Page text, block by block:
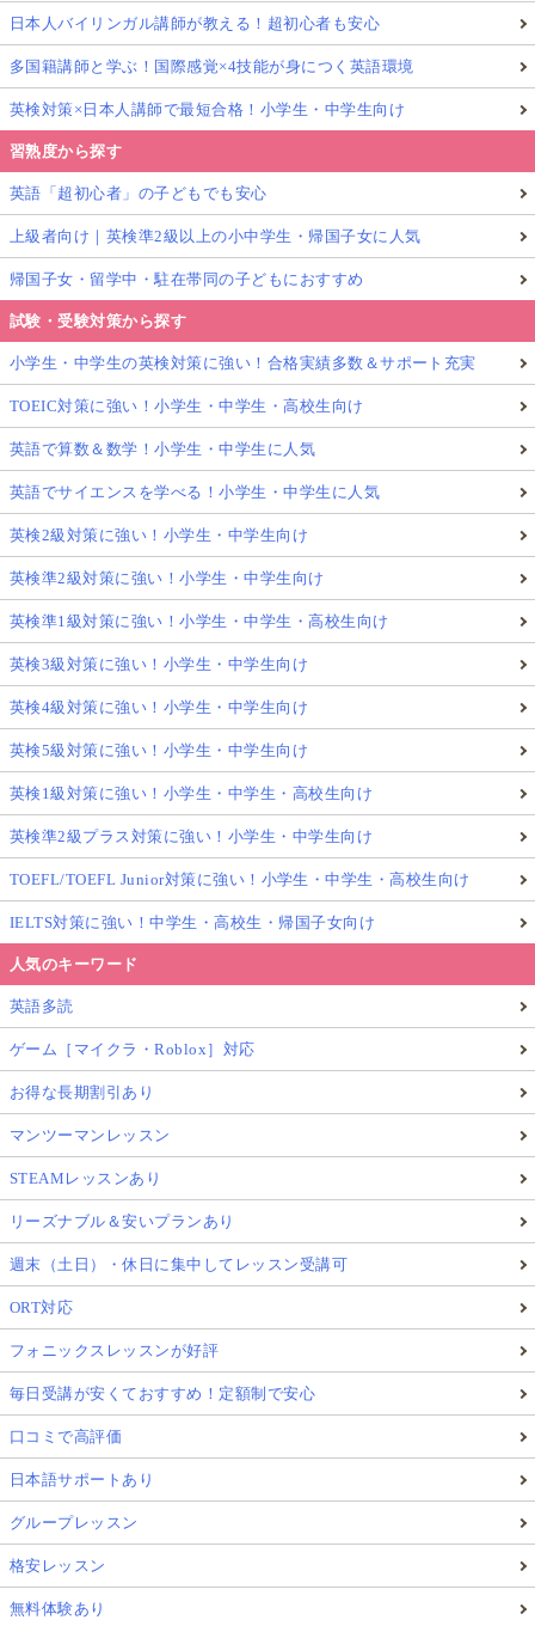
日本人バイリンガル講師が教える！超初心者も安心
多国籍講師と学ぶ！国際感覚×4技能が身につく英語環境
英検対策×日本人講師で最短合格！小学生・中学生向け
習熟度から探す
英語「超初心者」の子どもでも安心
上級者向け｜英検準2級以上の小中学生・帰国子女に人気
帰国子女・留学中・駐在帯同の子どもにおすすめ
試験・受験対策から探す
小学生・中学生の英検対策に強い！合格実績多数＆サポート充実
TOEIC対策に強い！小学生・中学生・高校生向け
英語で算数＆数学！小学生・中学生に人気
英語でサイエンスを学べる！小学生・中学生に人気
英検2級対策に強い！小学生・中学生向け
英検準2級対策に強い！小学生・中学生向け
英検準1級対策に強い！小学生・中学生・高校生向け
英検3級対策に強い！小学生・中学生向け
英検4級対策に強い！小学生・中学生向け
英検5級対策に強い！小学生・中学生向け
英検1級対策に強い！小学生・中学生・高校生向け
英検準2級プラス対策に強い！小学生・中学生向け
TOEFL/TOEFL Junior対策に強い！小学生・中学生・高校生向け
IELTS対策に強い！中学生・高校生・帰国子女向け
人気のキーワード
英語多読
ゲーム［マイクラ・Roblox］対応
お得な長期割引あり
マンツーマンレッスン
STEAMレッスンあり
リーズナブル＆安いプランあり
週末（土日）・休日に集中してレッスン受講可
ORT対応
フォニックスレッスンが好評
毎日受講が安くておすすめ！定額制で安心
口コミで高評価
日本語サポートあり
グループレッスン
格安レッスン
無料体験あり